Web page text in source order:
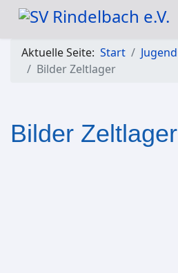
Aktuelle Seite: Start Jugend
Bilder Zeltlager
Bilder Zeltlager